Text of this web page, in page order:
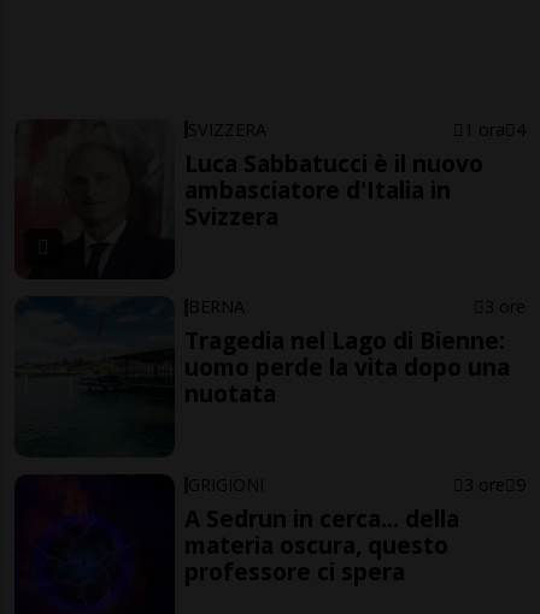
SVIZZERA 1 ora 4
Luca Sabbatucci è il nuovo
ambasciatore d'Italia in
Svizzera
BERNA 3 ore
Tragedia nel Lago di Bienne:
uomo perde la vita dopo una
nuotata
GRIGIONI 3 ore 9
A Sedrun in cerca... della
materia oscura, questo
professore ci spera